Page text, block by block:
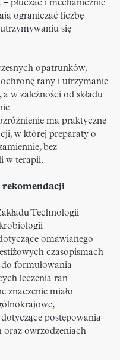
płucząc i mechanicznie
ograniczać liczbę
się
opatrunków,
rany i utrzymanie
w zależności od składu
ma praktyczne
w której preparaty o
bez
w terapii.
Technologii
omawianego
czasopismach
formułowania
leczenia ran
znaczenie miało
postępowania
oraz owrzodzeniach